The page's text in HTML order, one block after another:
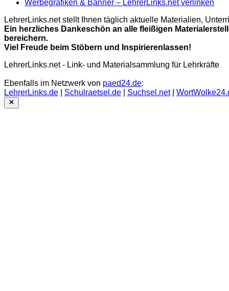
Werbegrafiken & Banner – LehrerLinks.net verlinken
LehrerLinks.net stellt Ihnen täglich aktuelle Materialien,
Ein herzliches Dankeschön an alle fleißigen
bereichern.
Viel Freude beim Stöbern und Inspirierenlassen!
LehrerLinks.net - Link- und Materialsammlung für Lehrkräfte
Ebenfalls im Netzwerk von paed24.de:
LehrerLinks.de
Schulraetsel.de Suchsel.net|
Close